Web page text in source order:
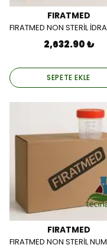
FIRATMED
2,632.90 ₺
SEPETE EKLE
FIRATMED